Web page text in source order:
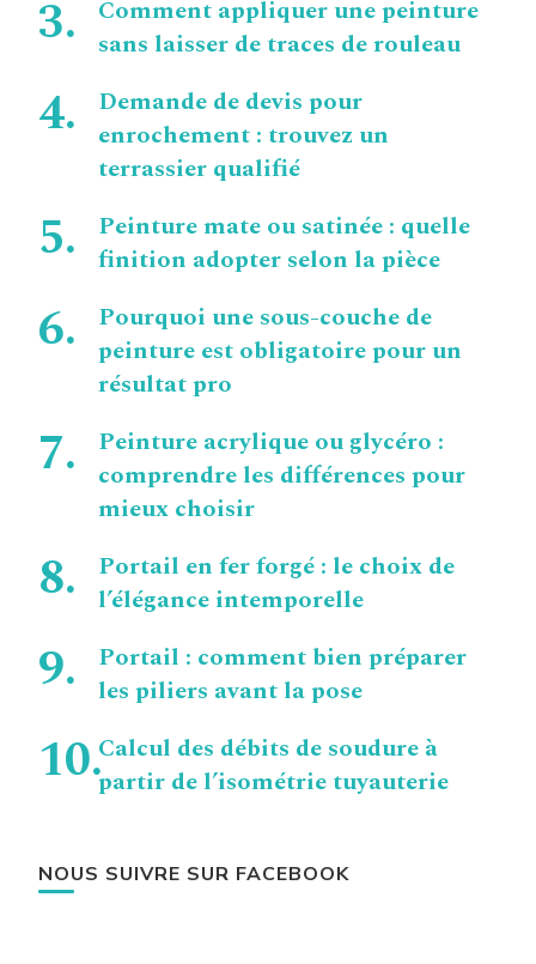
Comment appliquer une peinture
sans laisser de traces de rouleau
Demande de devis pour
enrochement : trouvez un
terrassier qualifié
Peinture mate ou satinée : quelle
finition adopter selon la pièce
Pourquoi une sous-couche de
peinture est obligatoire pour un
résultat pro
Peinture acrylique ou glycéro :
comprendre les différences pour
mieux choisir
Portail en fer forgé : le choix de
l’élégance intemporelle
Portail : comment bien préparer
les piliers avant la pose
Calcul des débits de soudure à
partir de l’isométrie tuyauterie
NOUS SUIVRE SUR FACEBOOK